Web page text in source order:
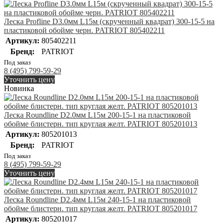
Леска Profline D3.0мм L15м (скрученный квадрат) 300-15-5 на
пластиковой обойме черн. PATRIOT 805402211
Артикул: 805402211
Бренд:
PATRIOT
Под заказ
8 (495) 799-59-29
Уточнить цену
Новинка
Леска Roundline D2.0мм L15м 200-15-1 на пластиковой
обойме блистерн. тип круглая желт. PATRIOT 805201013
Артикул: 805201013
Бренд:
PATRIOT
Под заказ
8 (495) 799-59-29
Уточнить цену
Леска Roundline D2.4мм L15м 240-15-1 на пластиковой
обойме блистерн. тип круглая желт. PATRIOT 805201017
Артикул: 805201017